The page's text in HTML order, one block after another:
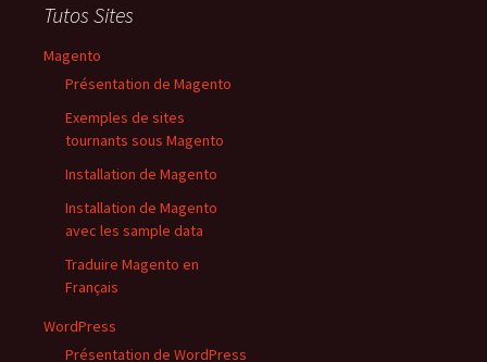
Tutos Sites
Magento
Présentation de Magento
Exemples de sites
tournants sous Magento
Installation de Magento
Installation de Magento
avec les sample data
Traduire Magento en
Français
WordPress
Présentation de WordPress